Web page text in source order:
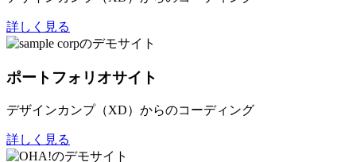
詳しく見る
ポートフォリオサイト
デザインカンプ（XD）からのコーディング
詳しく見る